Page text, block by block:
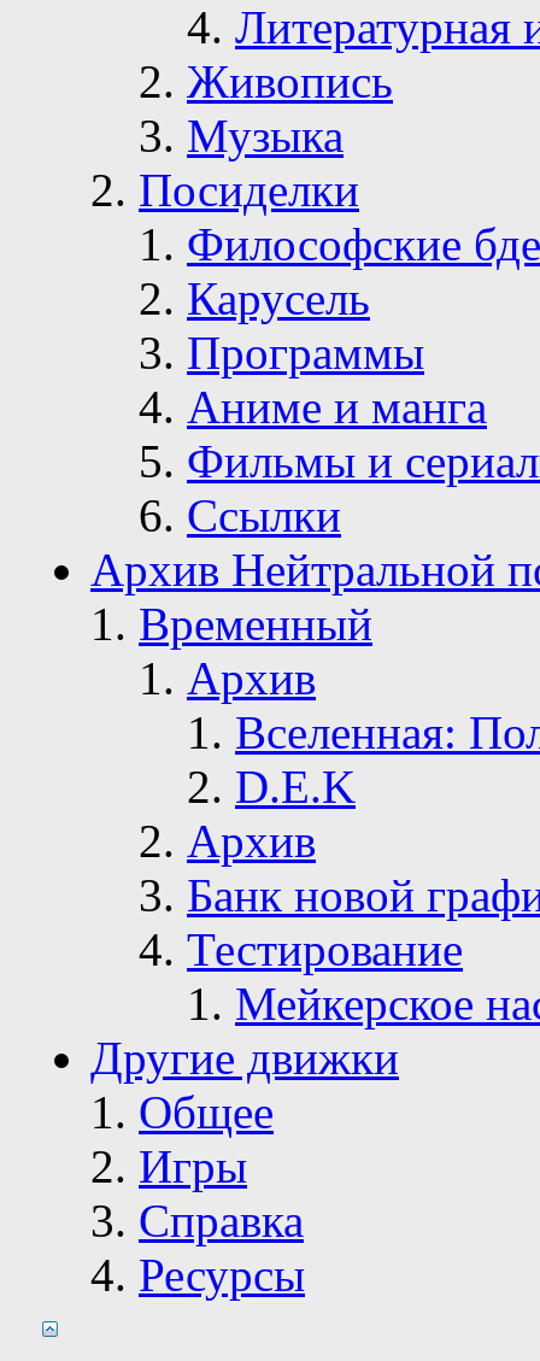
Живопись
Музыка
Посиделки
Философские
Карусель
Программы
Аниме и манга
Фильмы и
Ссылки
Архив Нейтральной
Временный
Архив
Вселенная:
D.E.K
Архив
Банк новой
Тестирование
Мейкерское
Другие движки
Общее
Игры
Справка
Ресурсы